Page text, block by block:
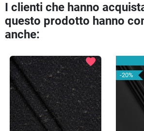
I clienti che hanno
questo prodotto hanno
anche:
favorite
-20%